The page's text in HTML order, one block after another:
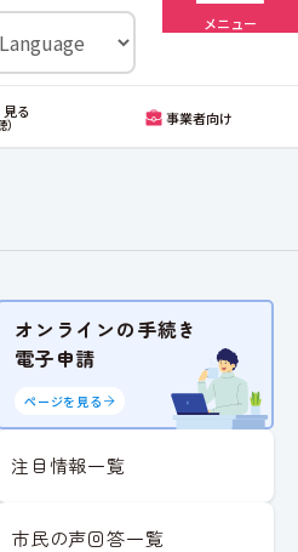
メニュー
る 事業者向け
オンラインの手続き
電子申請
ページを見る
注目情報一覧
市民の声回答一覧